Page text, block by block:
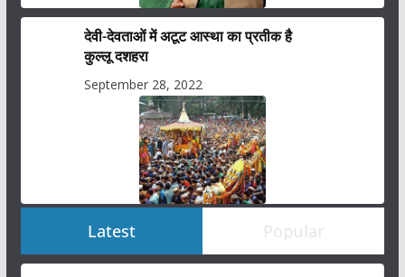
देवी-देवताओं में अटूट आस्था का प्रतीक है
कुल्लू दशहरा
September 28, 2022
Latest Popular